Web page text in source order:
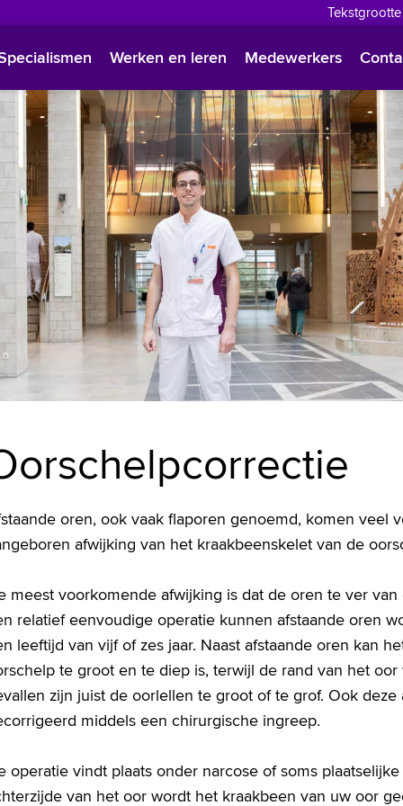
Polski
Türkçe
Werken en leren Medewerkers
oren, ook vaak flaporen genoemd, komen veel
afwijking van het kraakbeenskelet van de
meest voorkomende afwijking is dat de oren te ver
relatief eenvoudige operatie kunnen afstaande oren
leeftijd van vijf of zes jaar. Naast afstaande oren kan
te groot en te diep is, terwijl de rand van het
zijn juist de oorlellen te groot of te grof. Ook
middels een chirurgische ingreep.
operatie vindt plaats onder narcose of soms
van het oor wordt het kraakbeen van uw oor